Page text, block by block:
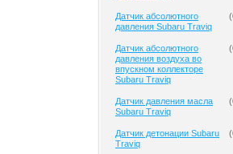
Датчик абсолютного
давления Subaru Traviq
(
Датчик абсолютного
давления воздуха во
впускном коллекторе
Subaru Traviq
(
Датчик давления масла
Subaru Traviq
(
Датчик детонации Subaru
Traviq
(